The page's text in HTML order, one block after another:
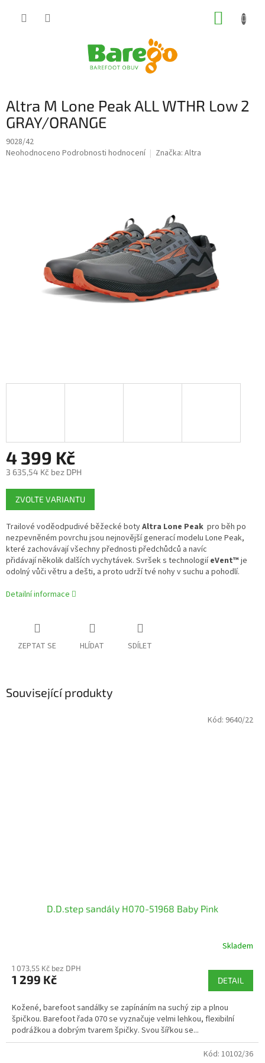
Altra M Lone Peak ALL WTHR Low 2
GRAY/ORANGE
9028/42
Průměrné
Neohodnoceno Podrobnosti hodnocení Značka: Altra
4 399 Kč
3 635,54 Kč bez DPH
Měrná
cena:
ZVOLTE VARIANTU
Trailové voděodpudivé běžecké botyAltra Lone Peak pro běh po
nezpevněném povrchu jsou nejnovější generací modelu Lone Peak,
které zachovávají všechny přednosti předchůdců a navíc
přidávají několik dalších vychytávek. Svršek s technologiíeVent™ je
odolný vůči větru a dešti, a proto udrží tvé nohy v suchu a pohodlí.
Detailní informace
ZEPTAT SE HLÍDAT SDÍLET
Související produkty
D.D.step sandály H070-51968 Baby Pink
Skladem
1 073,55 Kč bez DPH
1 299 Kč DETAIL
Kožené, barefoot sandálky se zapínáním na suchý zip a plnou
špičkou. Barefoot řada 070 se vyznačuje velmi lehkou, flexibilní
podrážkou a dobrým tvarem špičky. Svou šířkou se...
Kód: 9640/22
Kód: 10102/36